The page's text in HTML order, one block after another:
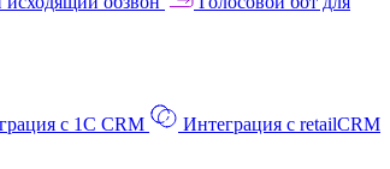
с 1C CRM
Интеграция с retailCRM